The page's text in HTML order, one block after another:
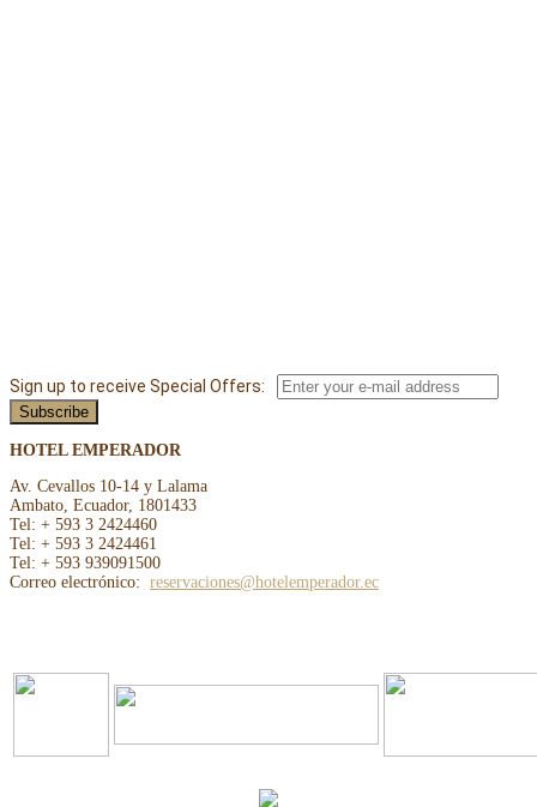
Sign up to receive Special Offers:
HOTEL EMPERADOR
Av. Cevallos 10-14 y Lalama
Ambato, Ecuador, 1801433
Tel: + 593 3 2424460
Tel: + 593 3 2424461
Tel: + 593 939091500
Correo electrónico: reservaciones@hotelemperador.ec